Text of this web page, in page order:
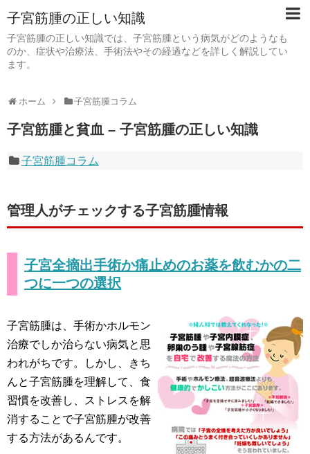
子宮筋腫の正しい知識
子宮筋腫の正しい知識では、子宮筋腫という病気がどのようなも
のか、症状や治療法、手術法やその経過などを詳しく解説してい
ます。
ホーム 子宮筋腫コラム
子宮筋腫と貧血 – 子宮筋腫の正しい知識
子宮筋腫コラム
管理人がチェックする子宮筋腫情報
子宮全摘出手術か痛止めのお薬を飲むかの二
つに一つの選択
子宮筋腫は、手術かホルモン
治療でしか治らない病気と思
われがちです。しかし、きち
んと子宮筋腫を理解して、食
習慣を改善し、ストレスを解
消することで子宮筋腫が改善
する方法があるんです。